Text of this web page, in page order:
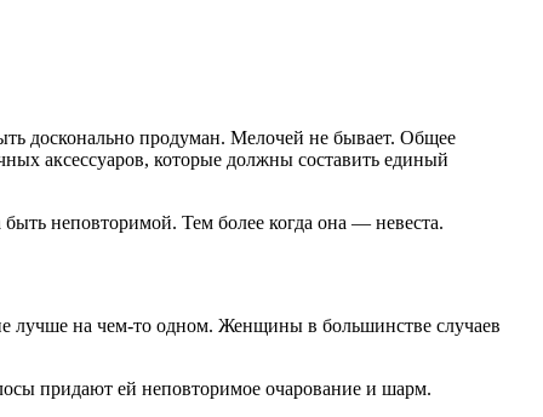
досконально продуман. Мелочей не бывает. Общее
аксессуаров, которые должны составить единый
неповторимой. Тем более когда она — невеста.
лучше на чем-то одном. Женщины в большинстве случаев
придают ей неповторимое очарование и шарм.